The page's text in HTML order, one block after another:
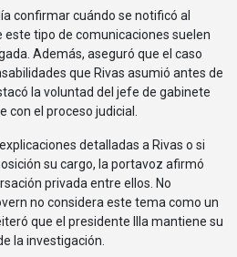
confirmar cuándo se notificó al
este tipo de comunicaciones suelen
Además, aseguró que el caso
que Rivas asumió antes de
la voluntad del jefe de gabinete
el proceso judicial.
detalladas a Rivas o si
su cargo, la portavoz afirmó
privada entre ellos. No
no considera este tema como un
que el presidente Illa mantiene su
la investigación.